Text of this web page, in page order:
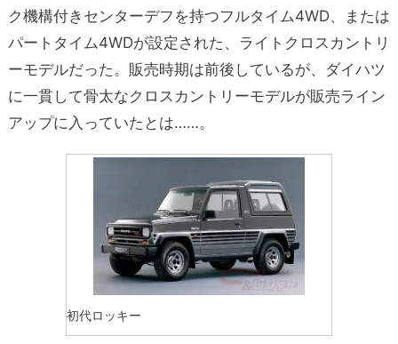
ク機構付きセンターデフを持つフルタイム4WD、または
パートタイム4WDが設定された、ライトクロスカントリ
ーモデルだった。販売時期は前後しているが、ダイハツ
に一貫して骨太なクロスカントリーモデルが販売ライン
アップに入っていたとは……。
初代ロッキー